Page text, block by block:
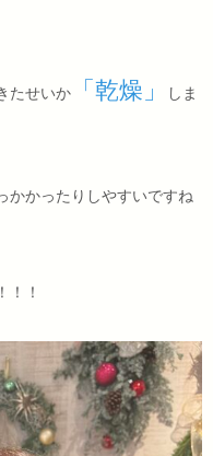
たせいか 「乾燥」 しま
かかったりしやすいですね
！！